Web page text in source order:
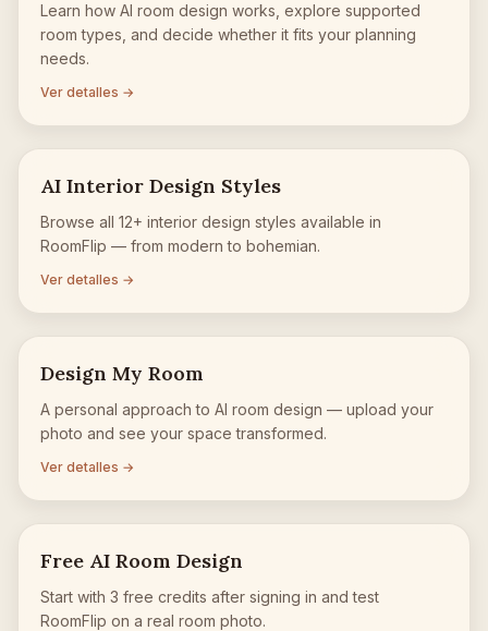
Learn how AI room design works, explore supported
room types, and decide whether it fits your planning
needs.
Ver detalles →
AI Interior Design Styles
Browse all 12+ interior design styles available in
RoomFlip — from modern to bohemian.
Ver detalles →
Design My Room
A personal approach to AI room design — upload your
photo and see your space transformed.
Ver detalles →
Free AI Room Design
Start with 3 free credits after signing in and test
RoomFlip on a real room photo.